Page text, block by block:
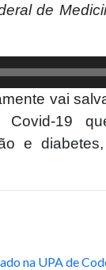
de
vai
19
e
na UPA de